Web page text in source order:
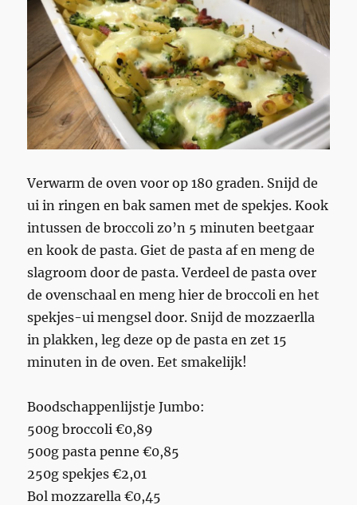
Verwarm de oven voor op 180 graden. Snijd de
ui in ringen en bak samen met de spekjes. Kook
intussen de broccoli zo’n 5 minuten beetgaar
en kook de pasta. Giet de pasta af en meng de
slagroom door de pasta. Verdeel de pasta over
de ovenschaal en meng hier de broccoli en het
spekjes-ui mengsel door. Snijd de mozzaerlla
in plakken, leg deze op de pasta en zet 15
minuten in de oven. Eet smakelijk!
Boodschappenlijstje Jumbo:
500g broccoli €0,89
500g pasta penne €0,85
250g spekjes €2,01
Bol mozzarella €0,45